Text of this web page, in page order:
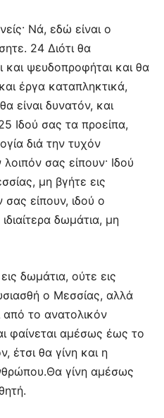
Νά, εδώ είναι ο
24 Διότι θα
ψευδοπροφήται και θα
έργα καταπληκτικά,
είναι δυνατόν, και
Ιδού σας τα προείπα,
διά την τυχόν
σας είπουν· Ιδού
μη βγήτε εις
σας είπουν, ιδού ο
δωμάτια, μη
δωμάτια, ούτε εις
ο Μεσσίας, αλλά
το ανατολικόν
φαίνεται αμέσως έως το
έτσι θα γίνη και η
γίνη αμέσως